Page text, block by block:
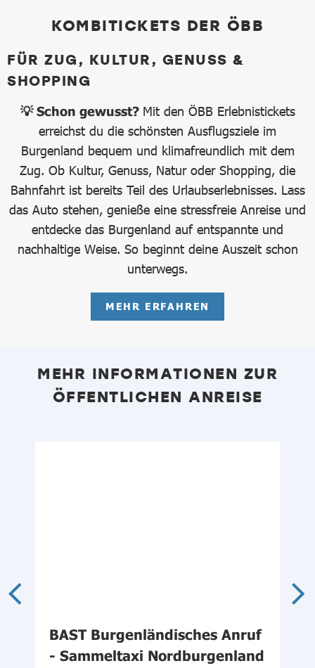
KOMBITICKETS DER ÖBB
FÜR ZUG, KULTUR, GENUSS &
SHOPPING
💡 Schon gewusst? Mit den ÖBB Erlebnistickets
erreichst du die schönsten Ausflugsziele im
Burgenland bequem und klimafreundlich mit dem
Zug. Ob Kultur, Genuss, Natur oder Shopping, die
Bahnfahrt ist bereits Teil des Urlaubserlebnisses. Lass
das Auto stehen, genieße eine stressfreie Anreise und
entdecke das Burgenland auf entspannte und
nachhaltige Weise. So beginnt deine Auszeit schon
unterwegs.
MEHR ERFAHREN
MEHR INFORMATIONEN ZUR
ÖFFENTLICHEN ANREISE
BAST Burgenländisches Anruf
- Sammeltaxi Nordburgenland